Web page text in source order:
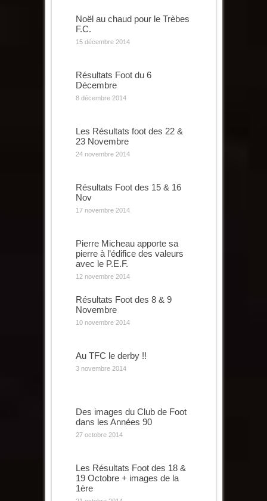
Noël au chaud pour le Trèbes
F.C.
15 décembre 2014
Résultats Foot du 6
Décembre
8 décembre 2014
Les Résultats foot des 22 &
23 Novembre
24 novembre 2014
Résultats Foot des 15 & 16
Nov
17 novembre 2014
Pierre Micheau apporte sa
pierre à l’édifice des valeurs
avec le P.E.F.
12 novembre 2014
Résultats Foot des 8 & 9
Novembre
10 novembre 2014
Au TFC le derby !!
3 novembre 2014
Des images du Club de Foot
dans les Années 90
27 octobre 2014
Les Résultats Foot des 18 &
19 Octobre + images de la
1ère